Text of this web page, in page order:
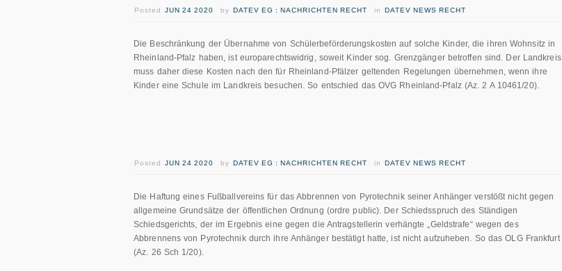
Posted JUN 24 2020 by DATEV EG : NACHRICHTEN RECHT in DATEV NEWS RECHT
Die Beschränkung der Übernahme von Schülerbeförderungskosten auf solche Kinder, die ihren Wohnsitz in
Rheinland-Pfalz haben, ist europarechtswidrig, soweit Kinder sog. Grenzgänger betroffen sind. Der Landkreis
muss daher diese Kosten nach den für Rheinland-Pfälzer geltenden Regelungen übernehmen, wenn ihre
Kinder eine Schule im Landkreis besuchen. So entschied das OVG Rheinland-Pfalz (Az. 2 A 10461/20).
Posted JUN 24 2020 by DATEV EG : NACHRICHTEN RECHT in DATEV NEWS RECHT
Die Haftung eines Fußballvereins für das Abbrennen von Pyrotechnik seiner Anhänger verstößt nicht gegen
allgemeine Grundsätze der öffentlichen Ordnung (ordre public). Der Schiedsspruch des Ständigen
Schiedsgerichts, der im Ergebnis eine gegen die Antragstellerin verhängte „Geldstrafe“ wegen des
Abbrennens von Pyrotechnik durch ihre Anhänger bestätigt hatte, ist nicht aufzuheben. So das OLG Frankfurt
(Az. 26 Sch 1/20).